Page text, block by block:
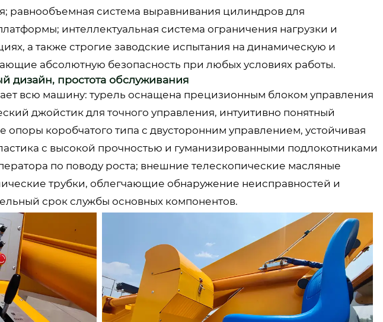
равнообъемная система выравнивания цилиндров для
интеллектуальная система ограничения нагрузки и
а также строгие заводские испытания на динамическую и
абсолютную безопасность при любых условиях работы.
дизайн, простота обслуживания
всю машину: турель оснащена прецизионным блоком управления
джойстик для точного управления, интуитивно понятный
коробчатого типа с двусторонним управлением, устойчивая
с высокой прочностью и гуманизированными подлокотниками
по поводу роста; внешние телескопические масляные
трубки, облегчающие обнаружение неисправностей и
срок службы основных компонентов.